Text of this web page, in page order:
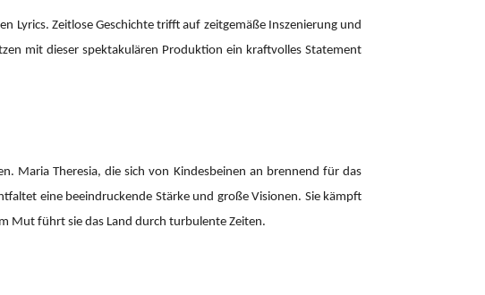
Lyrics. Zeitlose Geschichte trifft auf zeitgemäße Inszenierung und
mit dieser spektakulären Produktion ein kraftvolles Statement
Maria Theresia, die sich von Kindesbeinen an brennend für das
eine beeindruckende Stärke und große Visionen. Sie kämpft
Mut führt sie das Land durch turbulente Zeiten.